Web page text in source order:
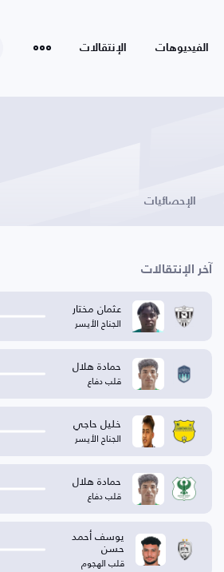
الفيديوهات الإنتقالات
الإحصائيات
آخر الإنتقالات
عثمان مختار
الجناح الأيسر
حمادة هلال
قلب دفاع
خليل حاجي
الجناح الأيسر
حمادة هلال
قلب دفاع
يوسف أحمد
حسن
قلب الهجوم